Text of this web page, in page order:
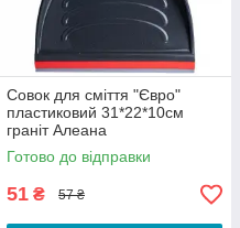
Совок для сміття "Євро"
пластиковий 31*22*10см
граніт Алеана
Готово до відправки
51 ₴ 57 ₴